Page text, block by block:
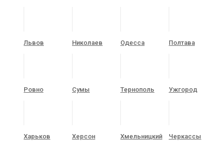
Львов Николаев Одесса Полтава
Ровно Сумы Тернополь Ужгород
Харьков Херсон Хмельницкий Черкассы